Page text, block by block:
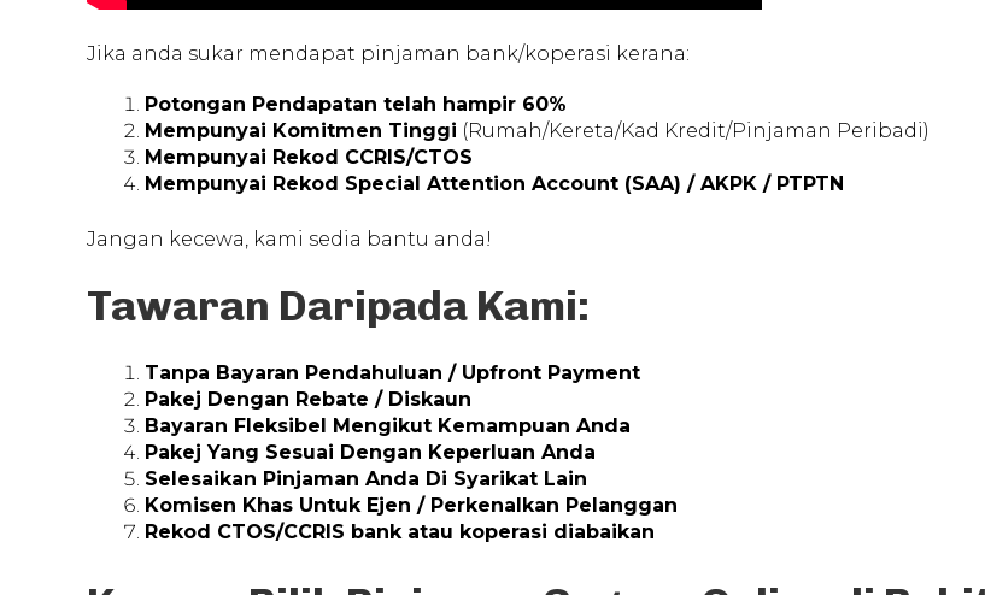
Jika anda sukar mendapat pinjaman bank/koperasi kerana:
Potongan Pendapatan telah hampir 60%
Mempunyai Komitmen Tinggi (Rumah/Kereta/Kad Kredit/Pinjaman Peribadi)
Mempunyai Rekod CCRIS/CTOS
Mempunyai Rekod Special Attention Account (SAA) / AKPK / PTPTN
Jangan kecewa, kami sedia bantu anda!
Tawaran Daripada Kami:
Tanpa Bayaran Pendahuluan / Upfront Payment
Pakej Dengan Rebate / Diskaun
Bayaran Fleksibel Mengikut Kemampuan Anda
Pakej Yang Sesuai Dengan Keperluan Anda
Selesaikan Pinjaman Anda Di Syarikat Lain
Komisen Khas Untuk Ejen / Perkenalkan Pelanggan
Rekod CTOS/CCRIS bank atau koperasi diabaikan